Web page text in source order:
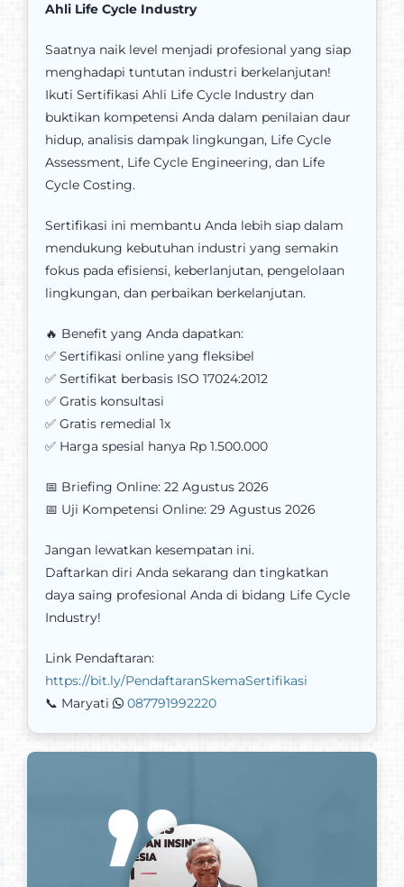
Ahli Life Cycle Industry
Saatnya naik level menjadi profesional yang siap
menghadapi tuntutan industri berkelanjutan!
Ikuti Sertifikasi Ahli Life Cycle Industry dan
buktikan kompetensi Anda dalam penilaian daur
hidup, analisis dampak lingkungan, Life Cycle
Assessment, Life Cycle Engineering, dan Life
Cycle Costing.
Sertifikasi ini membantu Anda lebih siap dalam
mendukung kebutuhan industri yang semakin
fokus pada efisiensi, keberlanjutan, pengelolaan
lingkungan, dan perbaikan berkelanjutan.
🔥 Benefit yang Anda dapatkan:
✅ Sertifikasi online yang fleksibel
✅ Sertifikat berbasis ISO 17024:2012
✅ Gratis konsultasi
✅ Gratis remedial 1x
✅ Harga spesial hanya Rp 1.500.000
📅 Briefing Online: 22 Agustus 2026
📅 Uji Kompetensi Online: 29 Agustus 2026
Jangan lewatkan kesempatan ini.
Daftarkan diri Anda sekarang dan tingkatkan
daya saing profesional Anda di bidang Life Cycle
Industry!
Link Pendaftaran:
https://bit.ly/PendaftaranSkemaSertifikasi
📞 Maryati
087791992220